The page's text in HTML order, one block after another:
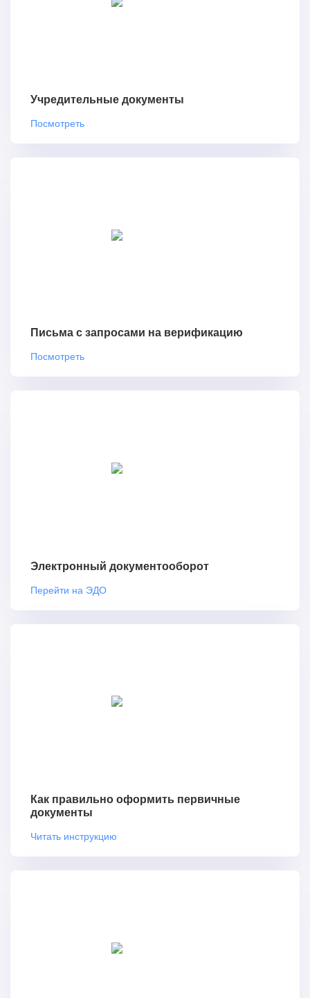
Учредительные документы
Посмотреть
Письма с запросами на верификацию
Посмотреть
Электронный документооборот
Перейти на ЭДО
Как правильно оформить первичные
документы
Читать инструкцию